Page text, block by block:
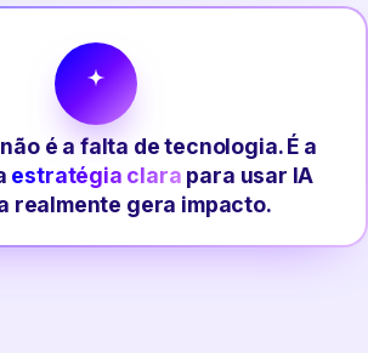
é a falta de tecnologia. É a
estratégia clara para usar IA
realmente gera impacto.